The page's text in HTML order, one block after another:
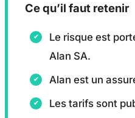
Ce qu’il faut retenir
Le risque est
Alan SA.
Alan est un
Les tarifs sont